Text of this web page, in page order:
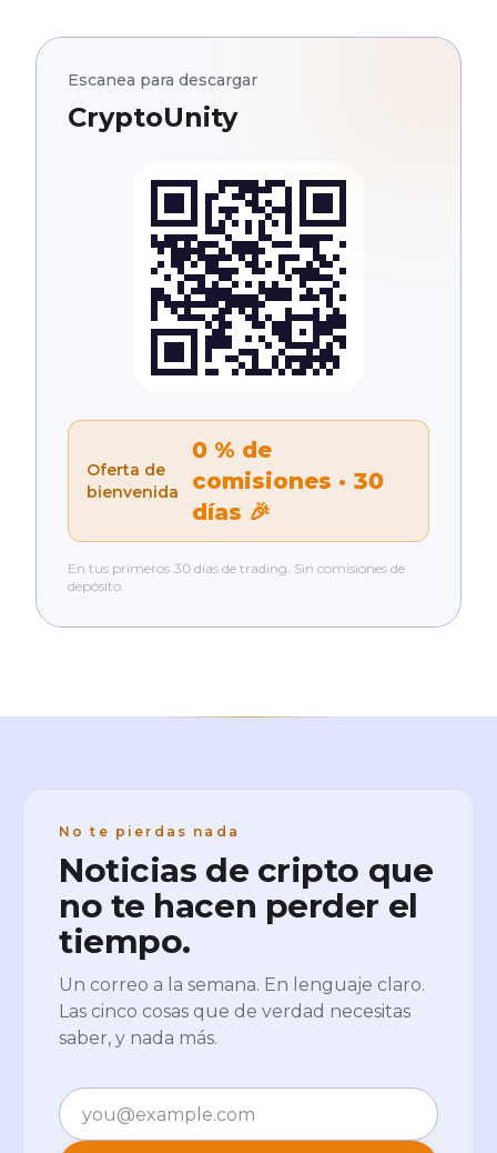
Escanea para descargar
CryptoUnity
Oferta de
bienvenida
0 % de
comisiones · 30
días 🎉
En tus primeros 30 días de trading. Sin comisiones de
depósito.
No te pierdas nada
Noticias de cripto que
no te hacen perder el
tiempo.
Un correo a la semana. En lenguaje claro.
Las cinco cosas que de verdad necesitas
saber, y nada más.
Correo electrónico